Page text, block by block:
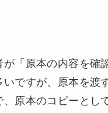
が「原本の内容を確
ですが、原本を渡
、原本のコピーとし